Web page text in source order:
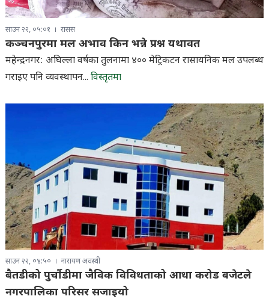
साउन २२, ०५:०१ रासस
कञ्चनपुरमा मल अभाव किन भन्ने प्रश्न यथावत
महेन्द्रनगर: अघिल्ला वर्षका तुलनामा ४०० मेट्रिकटन रासायनिक मल उपलब्ध
गराइए पनि व्यवस्थापन... विस्तृतमा
साउन २२, ०४:५० नारायण अवस्थी
बैतडीको पुर्चौडीमा जैविक विविधताको आधा करोड बजेटले
नगरपालिका परिसर सजाइयो